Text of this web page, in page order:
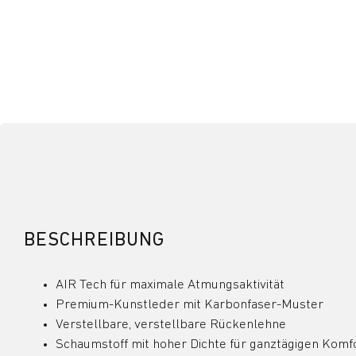
BESCHREIBUNG
AIR Tech für maximale Atmungsaktivität
Premium-Kunstleder mit Karbonfaser-Muster
Verstellbare, verstellbare Rückenlehne
Schaumstoff mit hoher Dichte für ganztägigen